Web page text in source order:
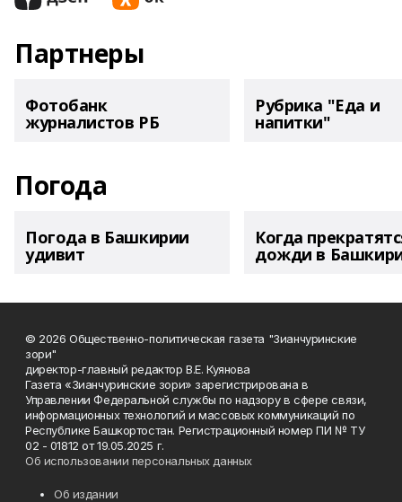
Партнеры
Фотобанк
журналистов РБ
Рубрика "Еда и
напитки"
Погода
Погода в Башкирии
удивит
Когда
дожди в
© 2026 Общественно-политическая газета "Зианчуринские
зори"
директор-главный редактор В.Е. Куянова
Газета «Зианчуринские зори» зарегистрирована в
Управлении Федеральной службы по надзору в сфере связи,
информационных технологий и массовых коммуникаций по
Республике Башкортостан. Регистрационный номер ПИ № ТУ
02 - 01812 от 19.05.2025 г.
Об использовании персональных данных
Об издании